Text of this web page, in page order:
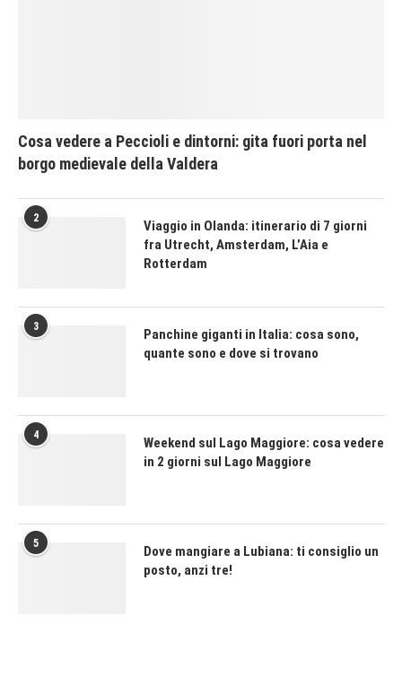
Cosa vedere a Peccioli e dintorni: gita fuori porta nel
borgo medievale della Valdera
2
Viaggio in Olanda: itinerario di 7 giorni
fra Utrecht, Amsterdam, L’Aia e
Rotterdam
3
Panchine giganti in Italia: cosa sono,
quante sono e dove si trovano
4
Weekend sul Lago Maggiore: cosa vedere
in 2 giorni sul Lago Maggiore
5
Dove mangiare a Lubiana: ti consiglio un
posto, anzi tre!